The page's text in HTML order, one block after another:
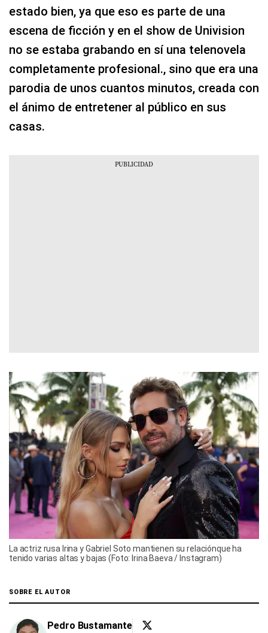
estado bien, ya que eso es parte de una
escena de ficción y en el show de Univision
no se estaba grabando en sí una telenovela
completamente profesional., sino que era una
parodia de unos cuantos minutos, creada con
el ánimo de entretener al público en sus
casas.
La actriz rusa Irina y Gabriel Soto mantienen su relaciónque ha
tenido varias altas y bajas (Foto: Irina Baeva / Instagram)
SOBRE EL AUTOR
Pedro Bustamante